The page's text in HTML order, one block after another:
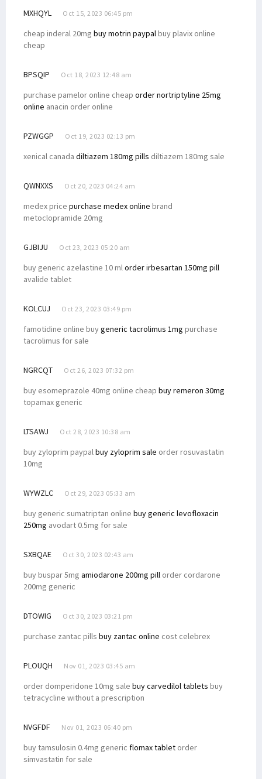
MXHQYL Oct 15, 2023 06:45 pm
cheap inderal 20mg buy motrin paypalbuy plavix online
cheap
BPSQIP Oct 18, 2023 12:48 am
purchase pamelor online cheap order nortriptyline 25mg
online anacin order online
PZWGGP Oct 19, 2023 02:13 pm
xenical canada diltiazem 180mg pills diltiazem 180mg sale
QWNXXS Oct 20, 2023 04:24 am
medex price purchase medex online brand
metoclopramide 20mg
GJBIJU Oct 23, 2023 05:20 am
buy generic azelastine 10 mlorder irbesartan 150mg pill
avalide tablet
KOLCUJ Oct 23, 2023 03:49 pm
famotidine online buygeneric tacrolimus 1mg purchase
tacrolimus for sale
NGRCQT Oct 26, 2023 07:32 pm
buy esomeprazole 40mg online cheap buy remeron 30mg
topamax generic
LTSAWJ Oct 28, 2023 10:38 am
buy zyloprim paypalbuy zyloprim sale order rosuvastatin
10mg
WYWZLC Oct 29, 2023 05:33 am
buy generic sumatriptan online buy generic levofloxacin
250mg avodart 0.5mg for sale
SXBQAE Oct 30, 2023 02:43 am
buy buspar 5mg amiodarone 200mg pill order cordarone
200mg generic
DTOWIG Oct 30, 2023 03:21 pm
purchase zantac pills buy zantac online cost celebrex
PLOUQH Nov 01, 2023 03:45 am
order domperidone 10mg sale buy carvedilol tablets buy
tetracycline without a prescription
NVGFDF Nov 01, 2023 06:40 pm
buy tamsulosin 0.4mg generic flomax tablet order
simvastatin for sale